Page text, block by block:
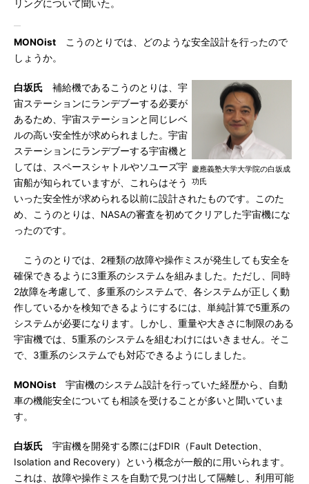
リングについて聞いた。
MONOist こうのとりでは、どのような安全設計を行ったので
しょうか。
慶應義塾大学大学院の白坂成
功氏
白坂氏 補給機であるこうのとりは、宇
宙ステーションにランデブーする必要が
あるため、宇宙ステーションと同じレベ
ルの高い安全性が求められました。宇宙
ステーションにランデブーする宇宙機と
しては、スペースシャトルやソユーズ宇
宙船が知られていますが、これらはそう
いった安全性が求められる以前に設計されたものです。このた
め、こうのとりは、NASAの審査を初めてクリアした宇宙機にな
ったのです。
こうのとりでは、2種類の故障や操作ミスが発生しても安全を
確保できるように3重系のシステムを組みました。ただし、同時
2故障を考慮して、多重系のシステムで、各システムが正しく動
作しているかを検知できるようにするには、単純計算で5重系の
システムが必要になります。しかし、重量や大きさに制限のある
宇宙機では、5重系のシステムを組むわけにはいきません。そこ
で、3重系のシステムでも対応できるようにしました。
MONOist 宇宙機のシステム設計を行っていた経歴から、自動
車の機能安全についても相談を受けることが多いと聞いていま
す。
白坂氏 宇宙機を開発する際にはFDIR（Fault Detection、
Isolation and Recovery）という概念が一般的に用いられます。
これは、故障や操作ミスを自動で見つけ出して隔離し、利用可能